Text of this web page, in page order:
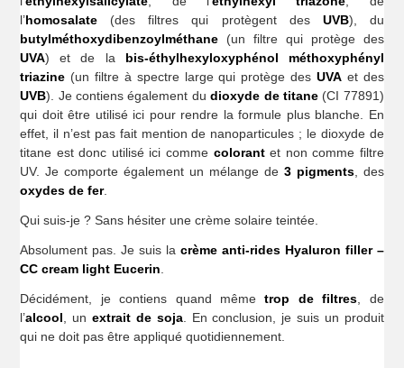
l’homosalate (des filtres qui protègent des UVB), du
butylméthoxydibenzoylméthane (un filtre qui protège des
UVA) et de la bis-éthylhexyloxyphénol méthoxyphényl
triazine (un filtre à spectre large qui protège des UVAet des
UVB). Je contiens également dudioxyde de titane(CI 77891)
qui doit être utilisé ici pour rendre la formule plus blanche. En
effet, il n’est pas fait mention de nanoparticules ; le dioxyde de
titane est donc utilisé ici comme colorantet non comme filtre
UV. Je comporte également un mélange de 3 pigments, des
oxydes de fer.
Qui suis-je ? Sans hésiter une crème solaire teintée.
Absolument pas. Je suis la crème anti-rides Hyaluron filler –
CC cream light Eucerin
Décidément, je contiens quand mêmetrop de filtres , de
l’alcool , unextrait de soja. En conclusion, je suis un produit
qui ne doit pas être appliqué quotidiennement.